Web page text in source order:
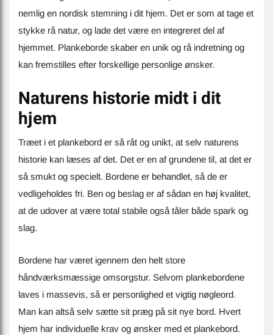
nemlig en nordisk stemning i dit hjem. Det er som at tage et
stykke rå natur, og lade det være en integreret del af
hjemmet. Plankeborde skaber en unik og rå indretning og
kan fremstilles efter forskellige personlige ønsker.
Naturens historie midt i dit
hjem
Træet i et plankebord er så råt og unikt, at selv naturens
historie kan læses af det. Det er en af grundene til, at det er
så smukt og specielt. Bordene er behandlet, så de er
vedligeholdes fri. Ben og beslag er af sådan en høj kvalitet,
at de udover at være total stabile også tåler både spark og
slag.
Bordene har været igennem den helt store
håndværksmæssige omsorgstur. Selvom plankebordene
laves i massevis, så er personlighed et vigtig nøgleord.
Man kan altså selv sætte sit præg på sit nye bord. Hvert
hjem har individuelle krav og ønsker med et plankebord.